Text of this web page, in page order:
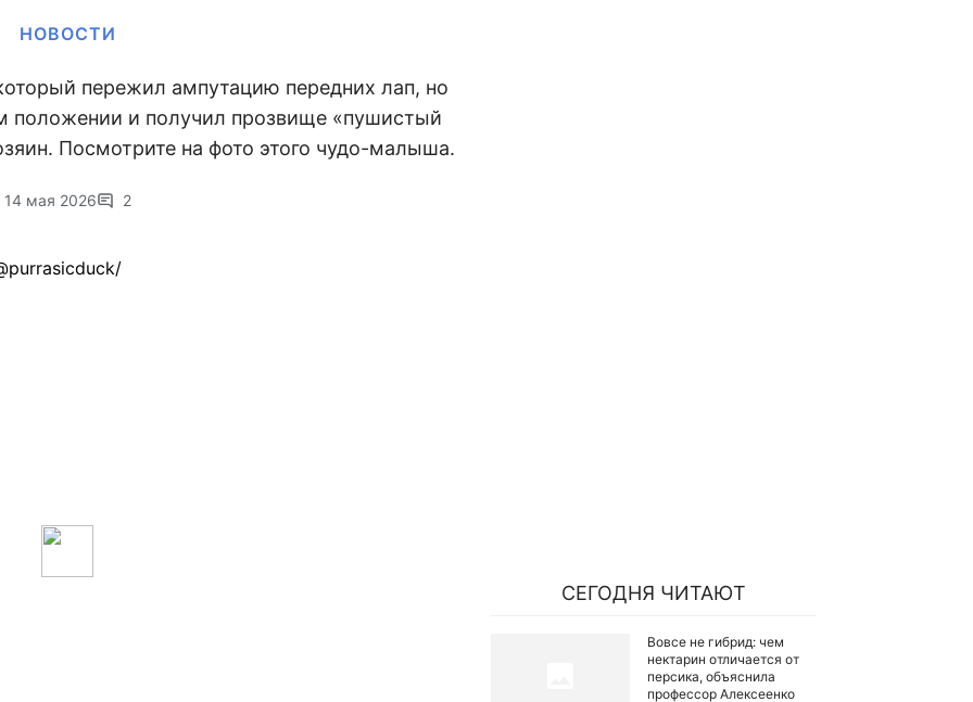
НОВОСТИ
пережил ампутацию передних лап, но
положении и получил прозвище «пушистый
Посмотрите на фото этого чудо-малыша.
14 мая 2026 2
СЕГОДНЯ ЧИТАЮТ
Вовсе не гибрид: чем
нектарин отличается от
персика, объяснила
профессор Алексеенко